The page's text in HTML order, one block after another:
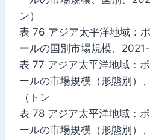
ン）
表 76 アジア太平洋地域：
ールの国別市場規模、
表 77 アジア太平洋地域：
ールの市場規模（形態別）
（トン
表 78 アジア太平洋地域：
ールの市場規模（形態別）